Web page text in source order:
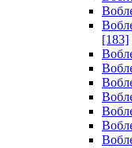
[183]